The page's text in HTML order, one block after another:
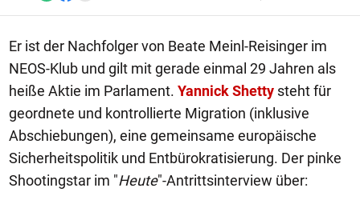
Er ist der Nachfolger von Beate Meinl-Reisinger im
NEOS-Klub und gilt mit gerade einmal 29 Jahren als
heiße Aktie im Parlament. Yannick Shetty steht für
geordnete und kontrollierte Migration (inklusive
Abschiebungen), eine gemeinsame europäische
Sicherheitspolitik und Entbürokratisierung. Der pinke
Shootingstar im "Heute"-Antrittsinterview über: